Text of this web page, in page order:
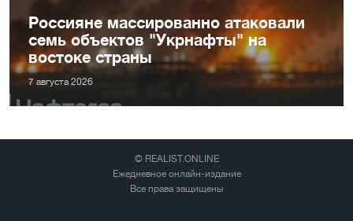
Россияне массированно атаковали
семь объектов "Укрнафты" на
востоке страны
7 августа 2026
© REALIST.ONLINE
Ежедневное онлайн-издание
Все права защищены